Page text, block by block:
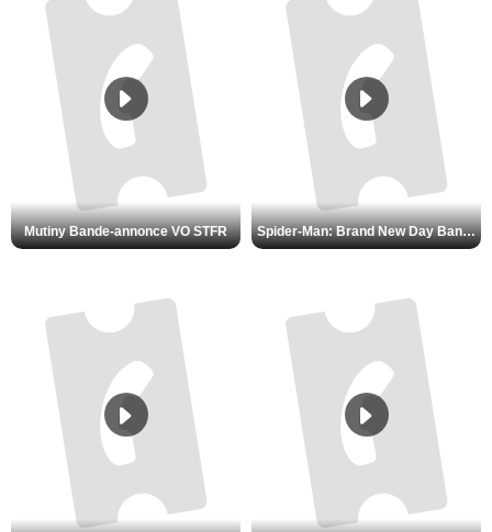
Mutiny Bande-annonce VO STFR Spider-Man: Brand New Day Bande-annonce VO STFR